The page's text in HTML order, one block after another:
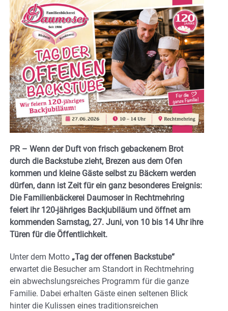
PR – Wenn der Duft von frisch gebackenem Brot
durch die Backstube zieht, Brezen aus dem Ofen
kommen und kleine Gäste selbst zu Bäckern werden
dürfen, dann ist Zeit für ein ganz besonderes Ereignis:
Die Familienbäckerei Daumoser in Rechtmehring
feiert ihr 120-jähriges Backjubiläum und öffnet am
kommenden Samstag, 27. Juni, von 10 bis 14 Uhr ihre
Türen für die Öffentlichkeit.
Unter dem Motto „Tag der offenen Backstube“
erwartet die Besucher am Standort in Rechtmehring
ein abwechslungsreiches Programm für die ganze
Familie. Dabei erhalten Gäste einen seltenen Blick
hinter die Kulissen eines traditionsreichen